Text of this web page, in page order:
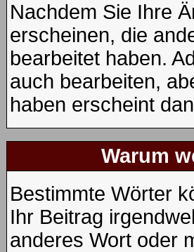
Nachdem Sie Ihre
erscheinen, die
bearbeitet haben.
auch bearbeiten,
haben erscheint
Warum
Bestimmte Wörter
Ihr Beitrag
anderes Wort oder